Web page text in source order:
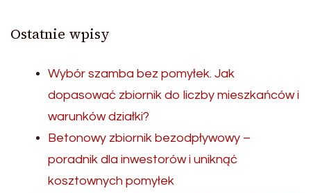
Ostatnie wpisy
Wybór szamba bez pomyłek. Jak
dopasować zbiornik do liczby mieszkańców i
warunków działki?
Betonowy zbiornik bezodpływowy –
poradnik dla inwestorów i uniknąć
kosztownych pomyłek